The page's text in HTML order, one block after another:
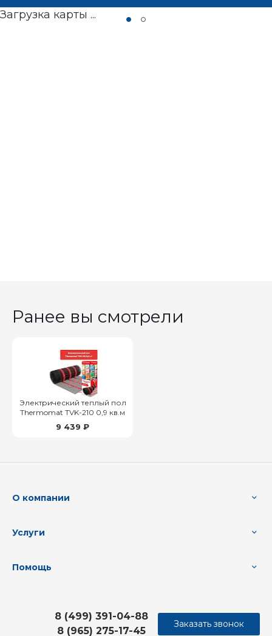
Загрузка карты ...
Ранее вы смотрели
Электрический теплый пол
Thermomat TVK-210 0,9 кв.м
9 439 ₽
О компании
Услуги
Помощь
8 (499) 391-04-88
8 (965) 275-17-45
Заказать звонок